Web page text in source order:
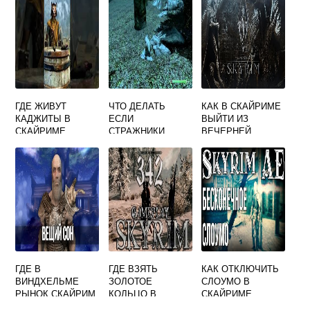
ГДЕ ЖИВУТ
КАДЖИТЫ В
СКАЙРИМЕ
ЧТО ДЕЛАТЬ
ЕСЛИ
СТРАЖНИКИ
СКАЙРИМ
КАК В СКАЙРИМЕ
ВЫЙТИ ИЗ
ВЕЧЕРНЕЙ
ГДЕ В
ВИНДХЕЛЬМЕ
РЫНОК СКАЙРИМ
ГДЕ ВЗЯТЬ
ЗОЛОТОЕ
КОЛЬЦО В
КАК ОТКЛЮЧИТЬ
СЛОУМО В
СКАЙРИМЕ